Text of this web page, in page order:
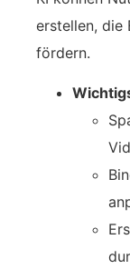
erstellen, die
fördern.